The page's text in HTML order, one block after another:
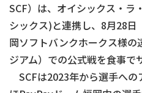
SCF）は、オイシックス・ラ
シックス)と連携し、8月28
岡ソフトバンクホークス様
ジアム）での公式戦を食事で
SCFは2023年から選手への